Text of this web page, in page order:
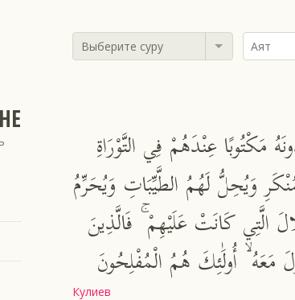
Выберите суру
مَكْتُوبًا عِنْدَهُمْ فِي التَّوْرَاةِ
وَيُحِلُّ لَهُمُ الطَّيِّبَاتِ وَيُحَرِّمُ
الَّتِي كَانَتْ عَلَيْهِمْ ۚ فَالَّذِينَ
مَعَهُ ۙ أُولَٰئِكَ هُمُ الْمُفْلِحُونَ
Кулиев